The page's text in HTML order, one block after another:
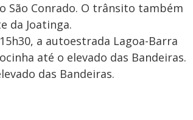
São Conrado. O trânsito também
da Joatinga.
a autoestrada Lagoa-Barra
até o elevado das Bandeiras.
das Bandeiras.